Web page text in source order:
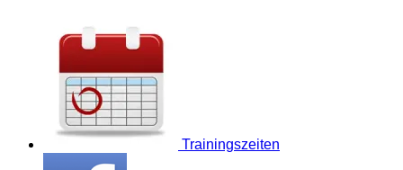
Trainingszeiten